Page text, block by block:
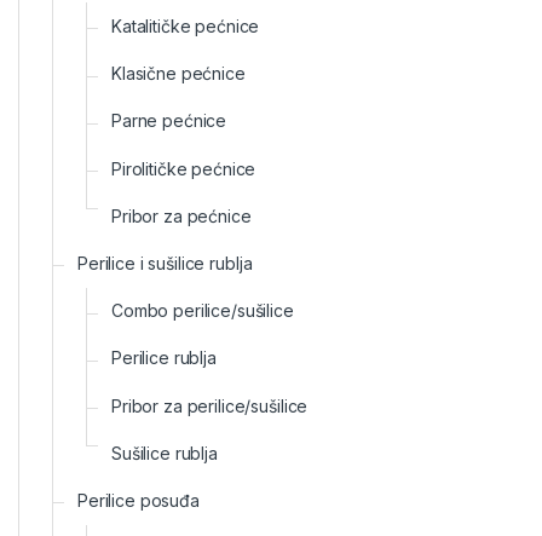
Katalitičke pećnice
Klasične pećnice
Parne pećnice
Pirolitičke pećnice
Pribor za pećnice
Perilice i sušilice rublja
Combo perilice/sušilice
Perilice rublja
Pribor za perilice/sušilice
Sušilice rublja
Perilice posuđa